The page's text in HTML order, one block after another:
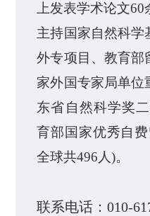
上发表学术论文60
主持国家自然科学
外专项目、 教育部
家外国专家局单位
东省自然科学奖
育部国家优秀自
全球共496人)。
联系电话 ：010-